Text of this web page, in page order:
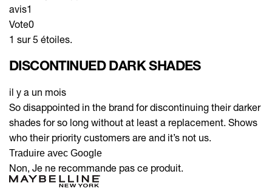
avis1
Vote0
1 sur 5 étoiles.
DISCONTINUED DARK SHADES
il y a un mois
So disappointed in the brand for discontinuing their darker
shades for so long without at least a replacement. Shows
who their priority customers are and it’s not us.
Traduire avec Google
Non, Je ne recommande pas ce produit.